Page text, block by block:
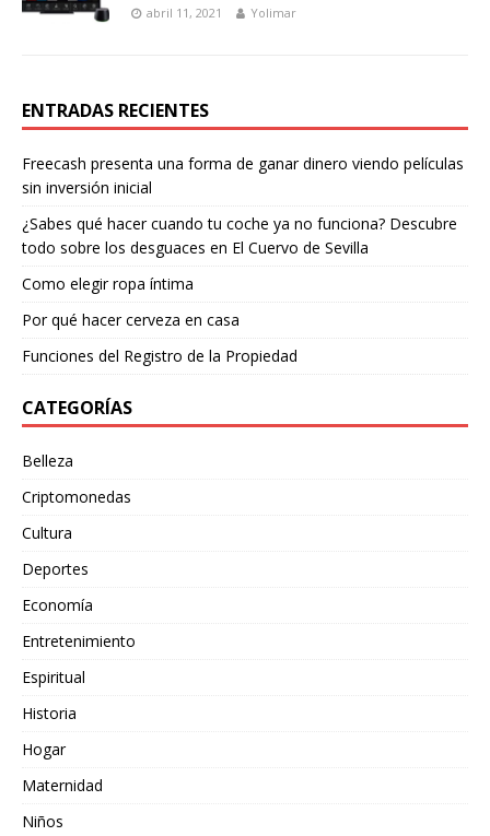
abril 11, 2021 Yolimar
ENTRADAS RECIENTES
Freecash presenta una forma de ganar dinero viendo películas
sin inversión inicial
¿Sabes qué hacer cuando tu coche ya no funciona? Descubre
todo sobre los desguaces en El Cuervo de Sevilla
Como elegir ropa íntima
Por qué hacer cerveza en casa
Funciones del Registro de la Propiedad
CATEGORÍAS
Belleza
Criptomonedas
Cultura
Deportes
Economía
Entretenimiento
Espiritual
Historia
Hogar
Maternidad
Niños